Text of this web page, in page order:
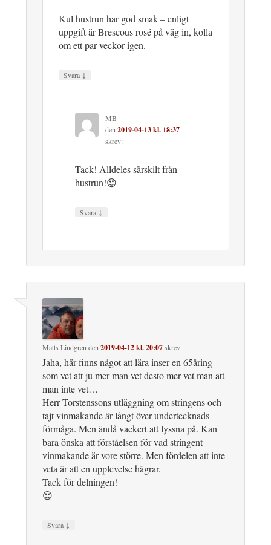
Kul hustrun har god smak – enligt
uppgift är Brescous rosé på väg in, kolla
om ett par veckor igen.
Svara ↓
MB
den2019-04-13 kl. 18:37
skrev:
Tack! Alldeles särskilt från
hustrun!😍
Svara ↓
Matts Lindgrenden2019-04-12 kl. 20:07skrev:
Jaha, här finns något att lära inser en 65åring
som vet att ju mer man vet desto mer vet man att
man inte vet…
Herr Torstenssons utläggning om stringens och
tajt vinmakande är långt över undertecknads
förmåga. Men ändå vackert att lyssna på. Kan
bara önska att förståelsen för vad stringent
vinmakande är vore större. Men fördelen att inte
veta är att en upplevelse hägrar.
Tack för delningen!
😍
Svara ↓